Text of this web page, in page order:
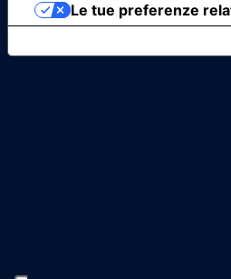
Le tue preferenze